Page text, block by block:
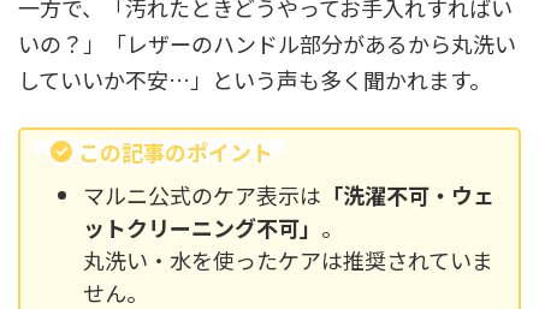
一方で、「汚れたときどうやってお手入れすればい
いの？」「レザーのハンドル部分があるから丸洗い
していいか不安…」という声も多く聞かれます。
この記事のポイント
マルニ公式のケア表示は 「洗濯不可・ウェ
ットクリーニング不可」 。
丸洗い・水を使ったケアは推奨されていま
せん。